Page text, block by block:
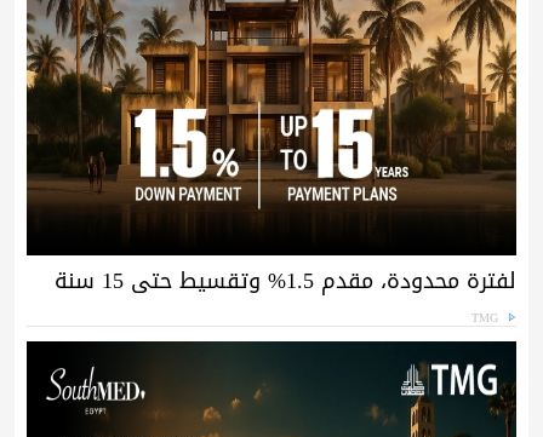
لفترة محدودة، مقدم 1.5% وتقسيط حتى 15 سنة
TMG